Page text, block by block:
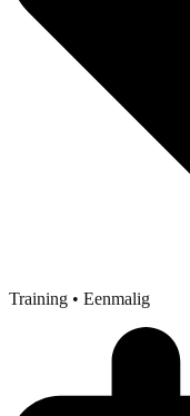
Training • Eenmalig